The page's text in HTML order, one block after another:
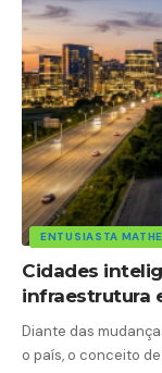
ENTUSIASTA
Cidades
infraestrutura
Diante das
o país, o conceito